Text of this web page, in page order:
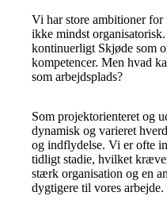
Vi har store ambitioner
ikke mindst
kontinuerligt Skjøde som
kompetencer. Men hvad
som arbejdsplads?
Som projektorienteret og
dynamisk og varieret
og indflydelse. Vi er ofte
tidligt stadie, hvilket
stærk organisation og en
dygtigere til vores arbejde.